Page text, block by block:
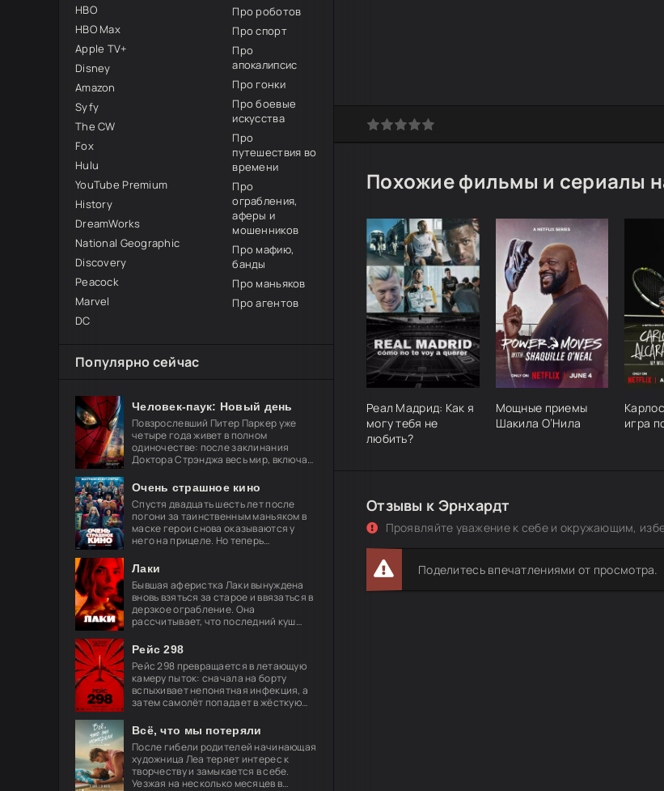
HBO
HBO Max
Apple TV+
Disney
Amazon
Syfy
The CW
Fox
Hulu
YouTube Premium
History
DreamWorks
National Geographic
Discovery
Peacock
Marvel
DC
Про роботов
Про спорт
Про
апокалипсис
Про гонки
Про боевые
искусства
Про
путешествия во
времени
Про
ограбления,
аферы и
мошенников
Про мафию,
банды
Про маньяков
Про агентов
Популярно сейчас
Человек-паук: Новый день
Повзрослевший Питер Паркер уже
четыре года живет в полном
одиночестве: после заклинания
Доктора Стрэнджа весь мир, включая
Он целиком посвящает себя защите
Очень страшное кино
Спустя двадцать шесть лет после
погони за таинственным маньяком в
маске герои снова оказываются у
него на прицеле. Но теперь
работают, и вырваться из нового
кошмара
Лаки
Бывшая аферистка Лаки вынуждена
вновь взяться за старое и ввязаться в
дерзкое ограбление. Она
рассчитывает, что последний куш
навсегда порвать с преступным
миром, но план
Рейс 298
Рейс 298 превращается в летающую
камеру пыток: сначала на борту
вспыхивает непонятная инфекция, а
затем самолёт попадает в жёсткую
странные огни — и это только
Всё, что мы потеряли
После гибели родителей начинающая
художница Леа теряет интерес к
творчеству и замыкается в себе.
Уезжая на несколько месяцев в
Похожие фильмы и сериалы
Реал Мадрид: Как я
могу тебя не
любить?
Мощные приемы
Шакила О’Нила
игра
Отзывы к Эрнхардт
Проявляйте уважение к себе и окружающим,
Поделитесь впечатлениями от просмотра.